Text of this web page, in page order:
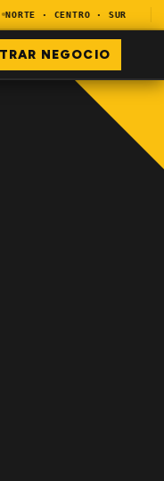
· CENTRO · SUR
NEGOCIO